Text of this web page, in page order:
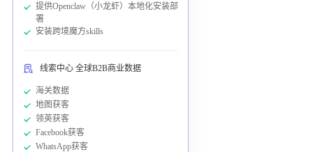
提供Openclaw（小龙虾）本地化安装部
署
安装跨境魔方skills
线索中心 全球B2B商业数据
海关数据
地图获客
领英获客
Facebook获客
WhatsApp获客